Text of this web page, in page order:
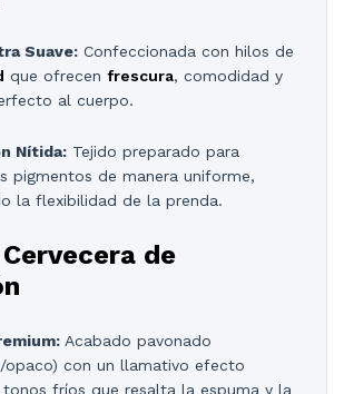
Suave: Confeccionada con hilos de
que ofrecen frescura, comodidad y
al cuerpo.
Nítida: Tejido preparado para
pigmentos de manera uniforme,
la flexibilidad de la prenda.
de
Acabado pavonado
opaco) con un llamativo efecto
tonos fríos que resalta la espuma y la